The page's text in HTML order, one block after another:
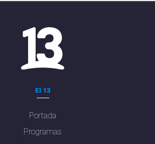
El 13
Portada
Programas